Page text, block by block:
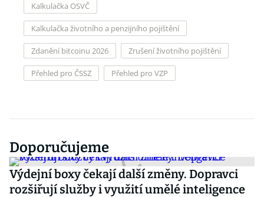
Kalkulačka OSVČ
Kalkulačka životního a penzijního pojištění
Zdanění bitcoinu 2026 Zrušení životního pojištění
Přehled pro ČSSZ Přehled pro VZP
Doporučujeme
Výdejní boxy čekají další změny. Dopravci
rozšiřují služby i využití umělé inteligence